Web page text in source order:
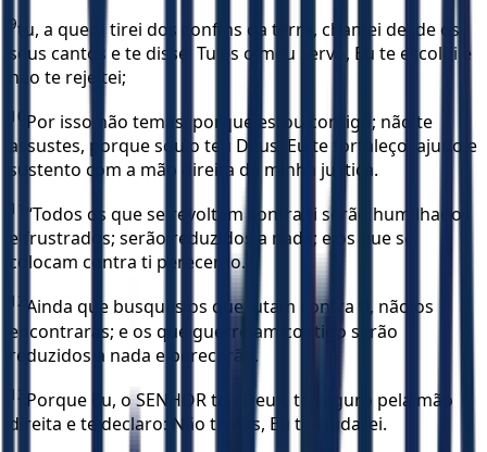
9tu, a quem tirei dos confins da terra, chamei desde os
seus cantos e te disse: Tu és o meu servo, Eu te escolhi e
não te rejeitei;
10 Por isso não temas, porque estou contigo; não te
assustes, porque sou o teu Deus; Eu te fortaleço, ajudo e
sustento com a mão direita da minha justiça.
11
“Todos os que se revoltam contra ti serão humilhados
e frustrados; serão reduzidos a nada; e os que se
colocam contra ti perecerão.
12 Ainda que busques os que lutam contra ti, não os
encontrarás; e os que guerreiam contigo serão
reduzidos a nada e perecerão.
13 Porque Eu, o SENHOR teu Deus, te seguro pela mão
direita e te declaro: Não temas, Eu te ajudarei.